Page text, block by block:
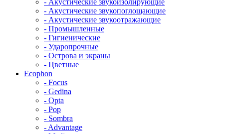
- Акустические звукопоглощающие
- Акустические звукоотражающие
- Промышленные
- Гигиенические
- Ударопрочные
- Острова и экраны
- Цветные
Ecophon
- Focus
- Gedina
- Opta
- Pop
- Sombra
- Advantage